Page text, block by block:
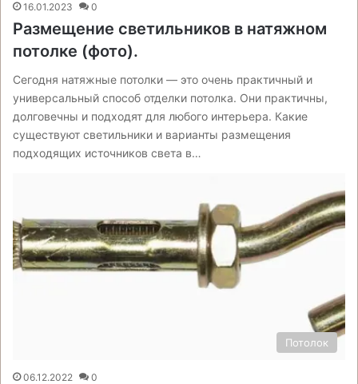
16.01.2023 0
Размещение светильников в натяжном
потолке (фото).
Сегодня натяжные потолки — это очень практичный и
универсальный способ отделки потолка. Они практичны,
долговечны и подходят для любого интерьера. Какие
существуют светильники и варианты размещения
подходящих источников света в…
Потолок
06.12.2022 0